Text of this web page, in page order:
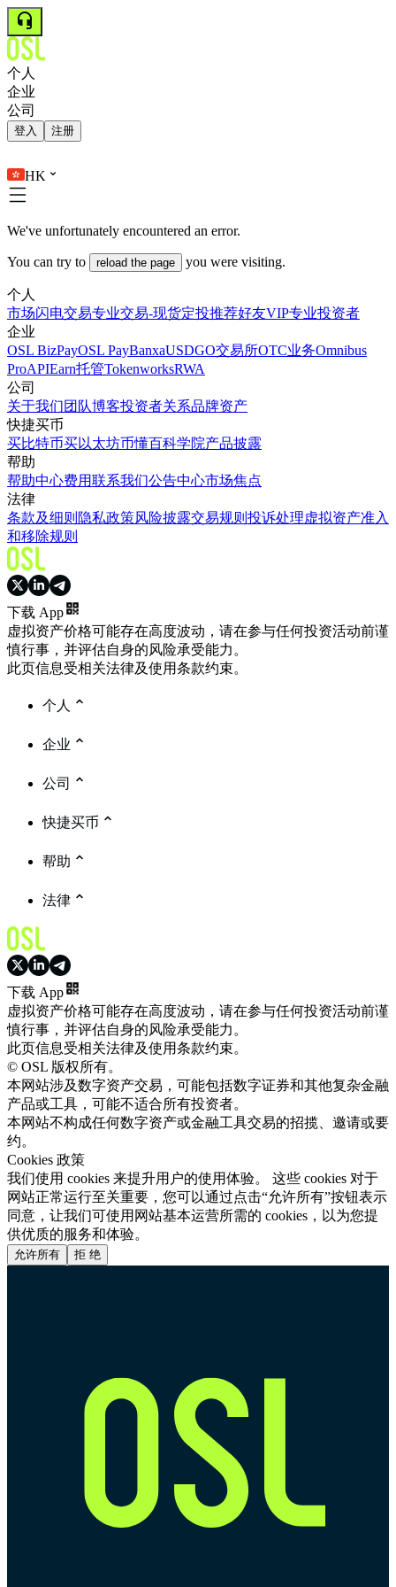
个人
企业
公司
登入 注册
HK
We've unfortunately encountered an error.
You can try to reload the page you were visiting.
个人
市场闪电交易专业交易-现货定投推荐好友VIP专业投资者
企业
OSL BizPayOSL PayBanxaUSDGO交易所OTC业务Omnibus
ProAPIEarn托管TokenworksRWA
公司
关于我们团队博客投资者关系品牌资产
快捷买币
买比特币买以太坊币懂百科学院产品披露
帮助
帮助中心费用联系我们公告中心市场焦点
法律
条款及细则 隐私政策风险披露交易规则 投诉处理虚拟资产准入
和移除规则
下载 App
虚拟资产价格可能存在高度波动，请在参与任何投资活动前谨
慎行事，并评估自身的风险承受能力。
此页信息受相关法律及使用条款约束。
个人
企业
公司
快捷买币
帮助
法律
下载 App
虚拟资产价格可能存在高度波动，请在参与任何投资活动前谨
慎行事，并评估自身的风险承受能力。
此页信息受相关法律及使用条款约束。
© OSL 版权所有。
本网站涉及数字资产交易，可能包括数字证券和其他复杂金融
产品或工具，可能不适合所有投资者。
本网站不构成任何数字资产或金融工具交易的招揽、邀请或要
约。
Cookies 政策
我们使用 cookies 来提升用户的使用体验。 这些 cookies 对于
网站正常运行至关重要，您可以通过点击“允许所有”按钮表示
同意，让我们可使用网站基本运营所需的 cookies，以为您提
供优质的服务和体验。
允许所有 拒 绝